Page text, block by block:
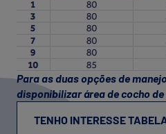
Para as duas opções de
disponibilizar área de cocho
TENHO INTERESSE